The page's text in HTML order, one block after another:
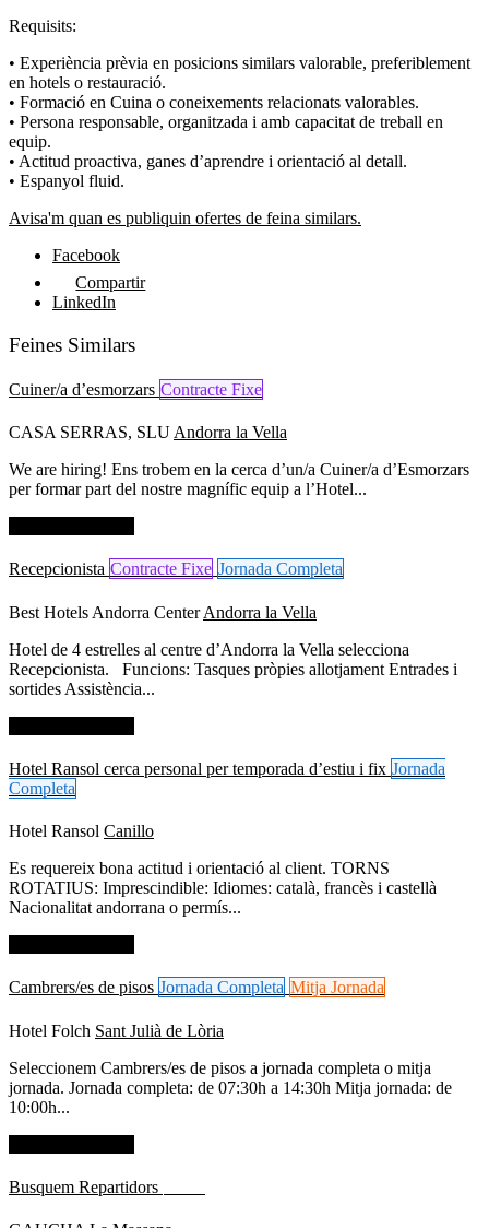
Requisits:
• Experiència prèvia en posicions similars valorable, preferiblement
en hotels o restauració.
• Formació en Cuina o coneixements relacionats valorables.
• Persona responsable, organitzada i amb capacitat de treball en
equip.
• Actitud proactiva, ganes d’aprendre i orientació al detall.
• Espanyol fluid.
Avisa'm quan es publiquin ofertes de feina similars.
Facebook
Compartir
LinkedIn
Feines Similars
Cuiner/a d’esmorzars Contracte Fixe
CASA SERRAS, SLU Andorra la Vella
We are hiring! Ens trobem en la cerca d’un/a Cuiner/a d’Esmorzars
per formar part del nostre magnífic equip a l’Hotel...
Recepcionista Contracte Fixe Jornada Completa
Best Hotels Andorra Center Andorra la Vella
Hotel de 4 estrelles al centre d’Andorra la Vella selecciona
Recepcionista. Funcions: Tasques pròpies allotjament Entrades i
sortides Assistència...
Hotel Ransol cerca personal per temporada d’estiu i fix Jornada
Completa
Hotel Ransol Canillo
Es requereix bona actitud i orientació al client. TORNS
ROTATIUS: Imprescindible: Idiomes: català, francès i castellà
Nacionalitat andorrana o permís...
Cambrers/es de pisos Jornada Completa Mitja Jornada
Hotel Folch Sant Julià de Lòria
Seleccionem Cambrers/es de pisos a jornada completa o mitja
jornada. Jornada completa: de 07:30h a 14:30h Mitja jornada: de
10:00h...
Busquem Repartidors